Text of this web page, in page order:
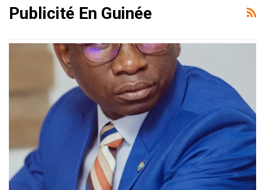
Publicité En Guinée